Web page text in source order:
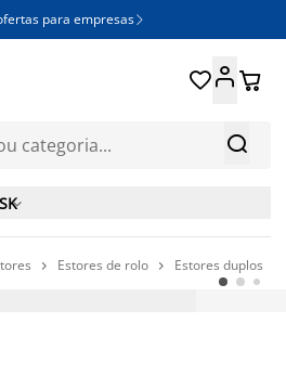
para empresas 

 

 Estores de rolo  Estores duplos